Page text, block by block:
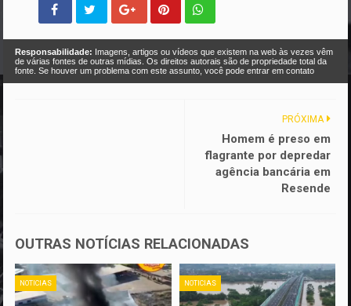
Responsabilidade: Imagens, artigos ou vídeos que existem na web às vezes vêm
de várias fontes de outras mídias. Os direitos autorais são de propriedade total da
fonte. Se houver um problema com este assunto, você pode entrar em contato
PRÓXIMA
Homem é preso em
flagrante por depredar
agência bancária em
Resende
OUTRAS NOTÍCIAS RELACIONADAS
NOTICIAS NOTICIAS